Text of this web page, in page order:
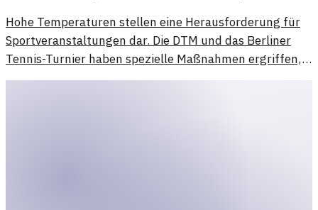
Hohe Temperaturen stellen eine Herausforderung für
Sportveranstaltungen dar. Die DTM und das Berliner
Tennis-Turnier haben spezielle Maßnahmen ergriffen,
um Athleten und Zuschauer zu schützen.